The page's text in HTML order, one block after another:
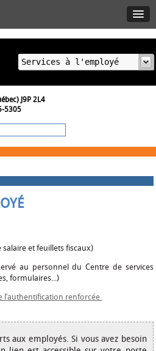
J9P 2L4
5305
salaire et feuillets fiscaux)
au personnel du Centre de services
formulaires...)
l’authentification renforcée
aux employés. Si vous avez besoin